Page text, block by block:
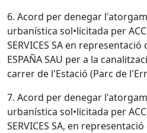
6. Acord per denegar
urbanística sol•licitada per
SERVICES SA en representació
ESPAÑA SAU per a la
carrer de l'Estació (Parc de
7. Acord per denegar
urbanística sol•licitada per
SERVICES SA, en representació